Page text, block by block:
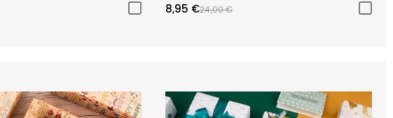
8,95 €24,00 €